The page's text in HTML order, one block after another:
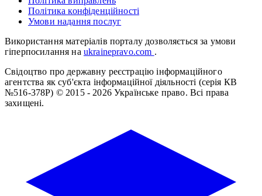
Політика конфіденційності
Умови надання послуг
Використання матеріалів порталу дозволяється за умови
гіперпосилання на ukrainepravo.com .
Свідоцтво про державну реєстрацію інформаційного
агентства як суб'єкта інформаційної діяльності (серія КВ
№516-378Р) © 2015 - 2026 Українське право. Всі права
захищені.